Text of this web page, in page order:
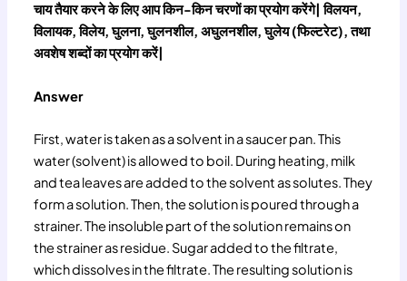
चाय तैयार करने के लिए आप किन-किन चरणों का प्रयोग करेंगे| विलयन,
विलायक, विलेय, घुलना, घुलनशील, अघुलनशील, घुलेय (फिल्टरेट), तथा
अवशेष शब्दों का प्रयोग करें|
Answer
First, water is taken as a solvent in a saucer pan. This
water (solvent) is allowed to boil. During heating, milk
and tea leaves are added to the solvent as solutes. They
form a solution. Then, the solution is poured through a
strainer. The insoluble part of the solution remains on
the strainer as residue. Sugar added to the filtrate,
which dissolves in the filtrate. The resulting solution is